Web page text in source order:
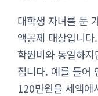
대학생 자녀를 둔
액공제 대상입니
학원비와 동일하
집니다. 예를 들어
120만원을 세액에